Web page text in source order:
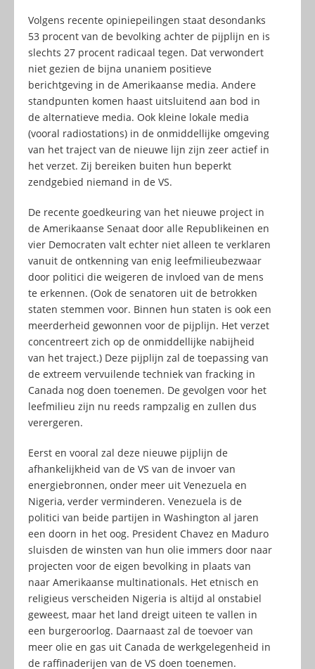
Volgens recente opiniepeilingen staat desondanks
53 procent van de bevolking achter de pijplijn en is
slechts 27 procent radicaal tegen. Dat verwondert
niet gezien de bijna unaniem positieve
berichtgeving in de Amerikaanse media. Andere
standpunten komen haast uitsluitend aan bod in
de alternatieve media. Ook kleine lokale media
(vooral radiostations) in de onmiddellijke omgeving
van het traject van de nieuwe lijn zijn zeer actief in
het verzet. Zij bereiken buiten hun beperkt
zendgebied niemand in de VS.
De recente goedkeuring van het nieuwe project in
de Amerikaanse Senaat door alle Republikeinen en
vier Democraten valt echter niet alleen te verklaren
vanuit de ontkenning van enig leefmilieubezwaar
door politici die weigeren de invloed van de mens
te erkennen. (Ook de senatoren uit de betrokken
staten stemmen voor. Binnen hun staten is ook een
meerderheid gewonnen voor de pijplijn. Het verzet
concentreert zich op de onmiddellijke nabijheid
van het traject.) Deze pijplijn zal de toepassing van
de extreem vervuilende techniek van fracking in
Canada nog doen toenemen. De gevolgen voor het
leefmilieu zijn nu reeds rampzalig en zullen dus
verergeren.
Eerst en vooral zal deze nieuwe pijplijn de
afhankelijkheid van de VS van de invoer van
energiebronnen, onder meer uit Venezuela en
Nigeria, verder verminderen. Venezuela is de
politici van beide partijen in Washington al jaren
een doorn in het oog. President Chavez en Maduro
sluisden de winsten van hun olie immers door naar
projecten voor de eigen bevolking in plaats van
naar Amerikaanse multinationals. Het etnisch en
religieus verscheiden Nigeria is altijd al onstabiel
geweest, maar het land dreigt uiteen te vallen in
een burgeroorlog. Daarnaast zal de toevoer van
meer olie en gas uit Canada de werkgelegenheid in
de raffinaderijen van de VS doen toenemen.